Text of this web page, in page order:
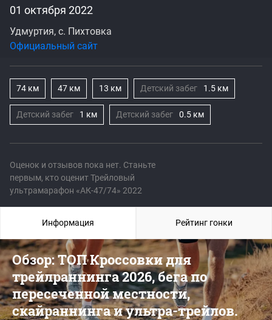
Оценок и отзывов пока нет. Станьте
первым, кто оценит Трейловый
ультрамарафон «АК-47/74» 2022
01 октября 2022
Удмуртия, с. Пихтовка
Официальный сайт
74 км 47 км 13 км Детский забег 1.5 км
Детский забег 1 км Детский забег 0.5 км
Обзор: ТОП Кроссовки для
трейлраннинга 2026, бега по
пересеченной местности,
скайраннинга и ультра-трейлов.
Информация Рейтинг гонки